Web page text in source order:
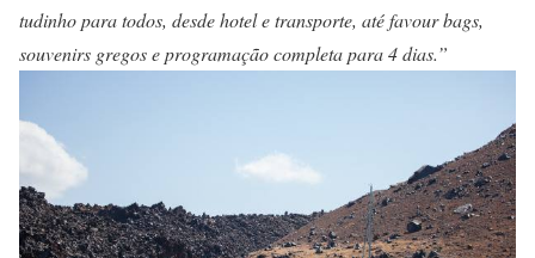
tudinho para todos, desde hotel e transporte, até favour bags,
souvenirs gregos e programação completa para 4 dias.”